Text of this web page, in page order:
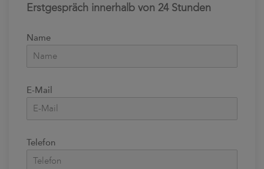
Erstgespräch innerhalb von 24 Stunden
Name
E-Mail
Telefon